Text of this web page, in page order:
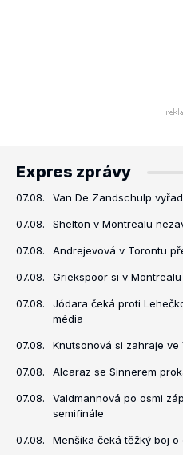
Expres zprávy
07.08. Van De Zandschulp
07.08. Shelton v Montrealu
07.08. Andrejevová v Torontu
07.08. Griekspoor si v
07.08.
Jódara čeká proti
média
07.08. Knutsonová si zahraje ve
07.08. Alcaraz se Sinnerem
07.08.
Valdmannová po osmi
semifinále
07.08. Menšíka čeká těžký boj